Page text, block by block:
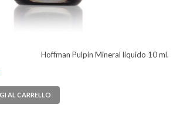
Hoffman Pulpin Mineral liquido 10 ml.